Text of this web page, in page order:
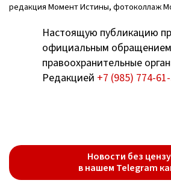
редакция Момент Истины, фотоколлаж
Настоящую публикацию
официальным
правоохранительные
Редакцией +7 (985) 774-
Новости без
в нашем Telegram